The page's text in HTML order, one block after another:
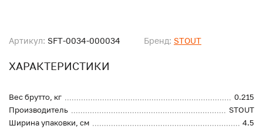
Артикул: SFT-0034-000034 Бренд: STOUT
ХАРАКТЕРИСТИКИ
Вес брутто, кг
0.215
Производитель
STOUT
Ширина упаковки, см
4.5